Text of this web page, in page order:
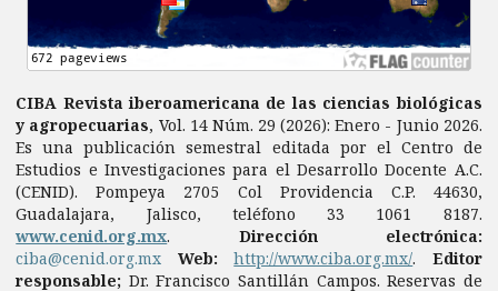
CIBA Revista iberoamericana de las ciencias biológicas
y agropecuarias, Vol. 14 Núm. 29 (2026): Enero - Junio 2026.
Es una publicación semestral editada por el Centro de
Estudios e Investigaciones para el Desarrollo Docente A.C.
(CENID). Pompeya 2705 Col Providencia C.P. 44630,
Guadalajara, Jalisco, teléfono 33 1061 8187.
www.cenid.org.mx. Dirección electrónica:
ciba@cenid.org.mx
Web: http://www.ciba.org.mx/. Editor
responsable; Dr. Francisco Santillán Campos. Reservas de